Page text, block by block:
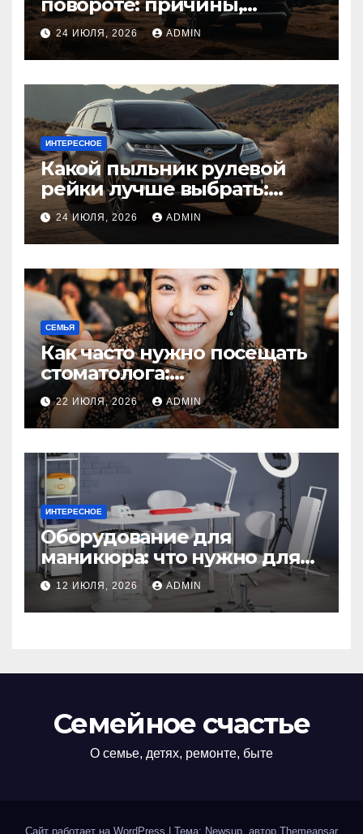
повороте: причины,
диагностика
24 ИЮЛЯ, 2026 ADMIN
ИНТЕРЕСНОЕ
Какой пыльник рулевой
рейки лучше выбрать:
оригинальный или аналог,
резина или полиуретан
24 ИЮЛЯ, 2026 ADMIN
СЕМЬЯ
Как часто нужно посещать
стоматолога:
рекомендации для
здоровья зубов
22 ИЮЛЯ, 2026 ADMIN
ИНТЕРЕСНОЕ
Оборудование для
маникюра: что нужно для
идеального маникюра
12 ИЮЛЯ, 2026 ADMIN
Семейное счастье
О семье, детях, ремонте, быте
Сайт работает на WordPress | Тема: Newsup, автор Themeansar